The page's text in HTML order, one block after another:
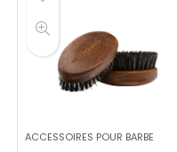
ACCESSOIRES POUR BARBE